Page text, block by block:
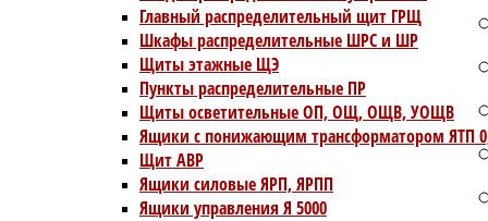
Главный распределительный щит ГРЩ
Шкафы распределительные ШРС и ШР
Щиты этажные ЩЭ
Пункты распределительные ПР
Щиты осветительные ОП, ОЩ, ОЩВ, УОЩВ
Ящики с понижающим трансформатором ЯТП
Щит АВР
Ящики силовые ЯРП, ЯРПП
Ящики управления Я 5000